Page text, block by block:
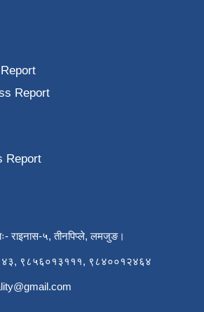
Report
Report
राइनास-५, तीनपिप्ले, लमजुङ।
९८५६०१३१११, ९८४००१२४६४